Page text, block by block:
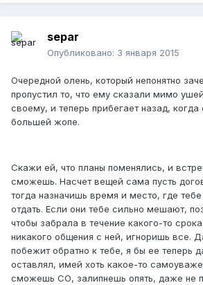
separ
Опубликовано: 3 января 2015
Очередной олень, который непонятно
пропустил то, что ему сказали мимо
своему, и теперь прибегает назад,
большей жопе.
Скажи ей, что планы поменялись, и
сможешь. Насчет вещей сама пусть
тогда назначишь время и место, где тебе
отдать. Если они тебе сильно мешают,
чтобы забрала в течение какого-то
никакого общения с ней, игноришь все.
побежит обратно к тебе, я бы ее теперь
оставлял, имей хоть какое-то
сможешь СО, залипнешь опять, даже не